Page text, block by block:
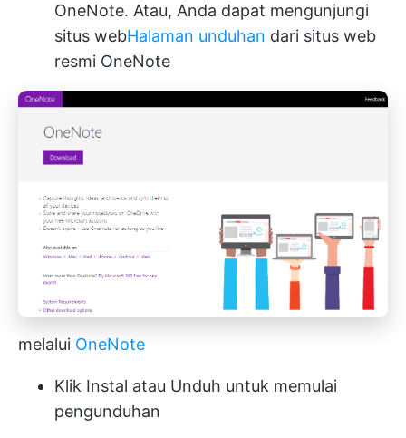
OneNote. Atau, Anda dapat mengunjungi
situs webHalaman unduhan dari situs web
resmi OneNote
melalui OneNote
Klik Instal atau Unduh untuk memulai
pengunduhan